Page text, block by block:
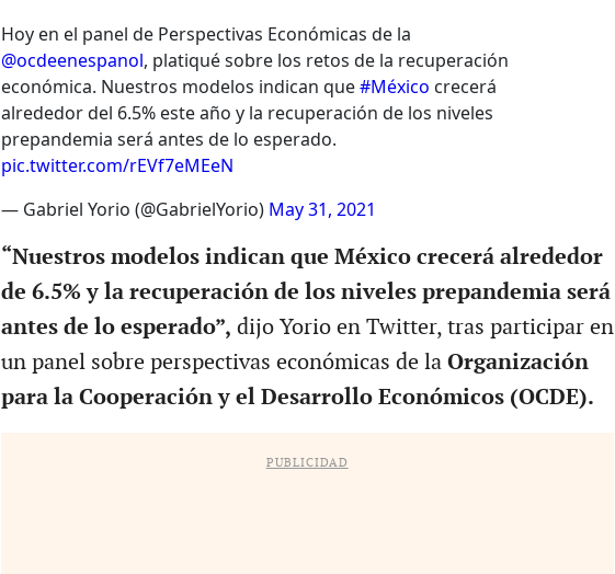
Hoy en el panel de Perspectivas Económicas de la
@ocdeenespanol, platiqué sobre los retos de la recuperación
económica. Nuestros modelos indican que#México crecerá
alrededor del 6.5% este año y la recuperación de los niveles
prepandemia será antes de lo esperado.
pic.twitter.com/rEVf7eMEeN
— Gabriel Yorio (@GabrielYorio) May 31, 2021
“Nuestros modelos indican que México crecerá alrededor
de 6.5% y la recuperación de los niveles prepandemia será
antes de lo esperado”, dijo Yorio en Twitter, tras participar en
un panel sobre perspectivas económicas de la Organización
para la Cooperación y el Desarrollo Económicos (OCDE).
PUBLICIDAD